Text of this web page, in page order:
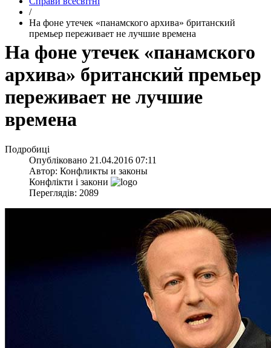
/
На фоне утечек «панамского архива» британский
премьер переживает не лучшие времена
На фоне утечек «панамского
архива» британский премьер
переживает не лучшие
времена
Подробиці
Опубліковано 21.04.2016 07:11
Автор: Конфликты и законы
Конфлікти і закони
Переглядів: 2089